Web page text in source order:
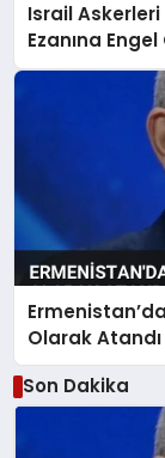
Israil
Ezanına
Olarak Atandı
Son Dakika